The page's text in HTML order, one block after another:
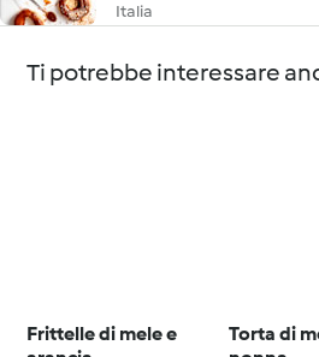
Italia
Ti potrebbe interessare
Frittelle di mele e
Torta di